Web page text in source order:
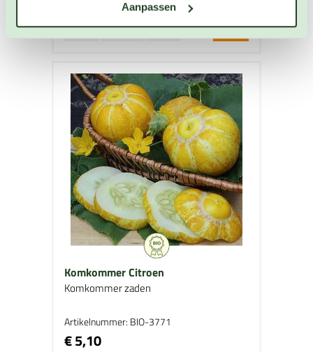
Aanpassen
Komkommer Citroen
Komkommer zaden
Artikelnummer: BIO-3771
€ 5,10